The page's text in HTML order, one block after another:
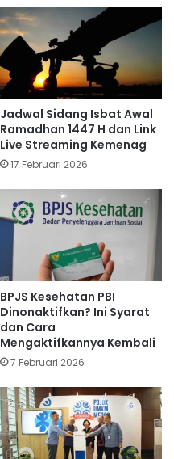
Jadwal Sidang Isbat Awal
Ramadhan 1447 H dan Link
Live Streaming Kemenag
17 Februari 2026
BPJS Kesehatan PBI
Dinonaktifkan? Ini Syarat
dan Cara
Mengaktifkannya Kembali
7 Februari 2026